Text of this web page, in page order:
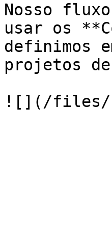
Nosso
usar os
definimos
projetos